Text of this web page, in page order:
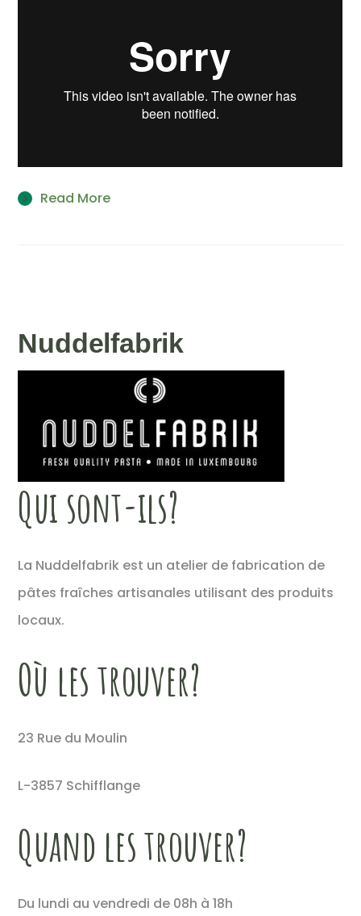
Read More
Nuddelfabrik
Qui sont-ils?
La Nuddelfabrik est un atelier de fabrication de
pâtes fraîches artisanales utilisant des produits
locaux.
Où les trouver?
23 Rue du Moulin
L-3857 Schifflange
Quand les trouver?
Du lundi au vendredi de 08h à 18h